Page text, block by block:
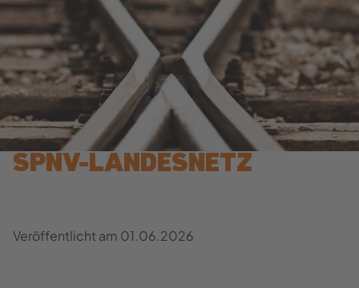
SPNV-​​LANDESNETZ
Ver­öf­fent­licht am 01.06.2026